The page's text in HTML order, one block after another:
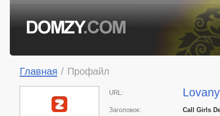
Главная / Профайл
URL:
Заголовок:
Call Girls